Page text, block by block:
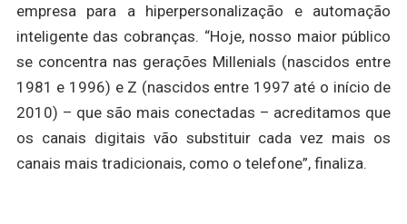
empresa para a hiperpersonalização e automação
inteligente das cobranças. “Hoje, nosso maior público
se concentra nas gerações Millenials (nascidos entre
1981 e 1996) e Z (nascidos entre 1997 até o início de
2010) – que são mais conectadas – acreditamos que
os canais digitais vão substituir cada vez mais os
canais mais tradicionais, como o telefone”, finaliza.